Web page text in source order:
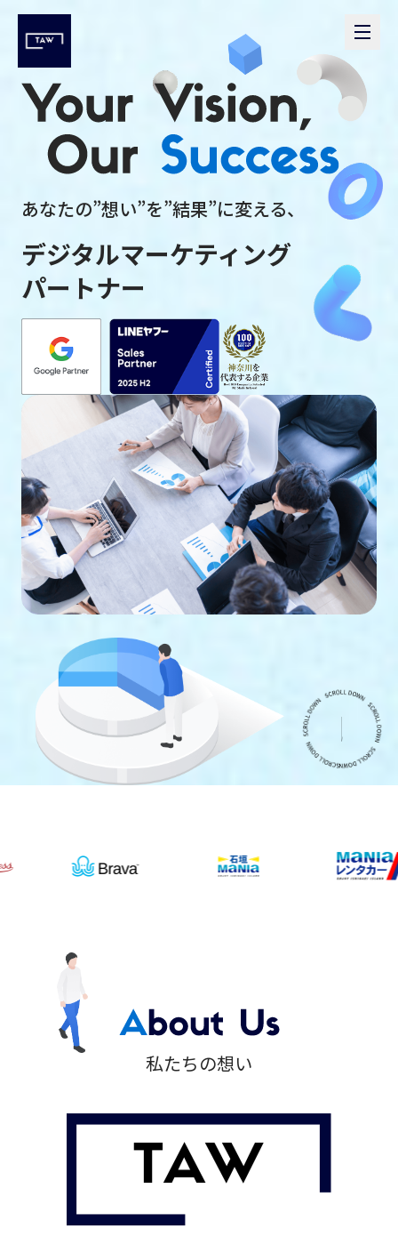
メニ
あなたの”想い”を”結果”に変える、
デジタルマーケティング
パートナー
私たちの想い